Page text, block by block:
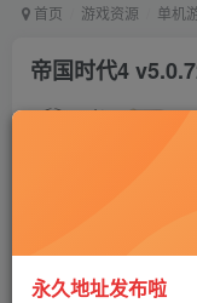
首页 游戏资源 单机
帝国时代4
老王
永久地址发布啦